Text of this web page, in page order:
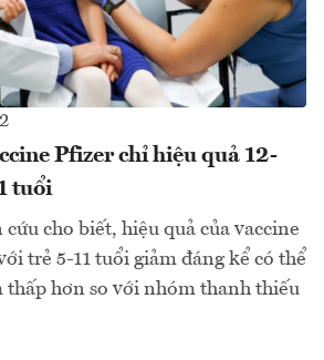
Pfizer chỉ hiệu quả 12-
tuổi
cứu cho biết, hiệu quả của vaccine
trẻ 5-11 tuổi giảm đáng kể có thể
thấp hơn so với nhóm thanh thiếu